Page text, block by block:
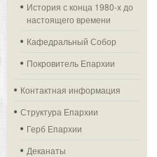
История с конца 1980-х до
настоящего времени
Кафедральный Собор
Покровитель Епархии
Контактная информация
Структура Епархии
Герб Епархии
Деканаты